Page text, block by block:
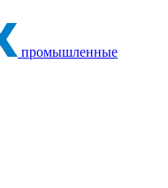
промышленные